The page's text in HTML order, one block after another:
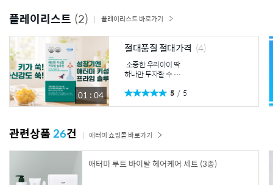
플레이리스트 (2) 플레이리스트 바로가기
01 : 04
절대품질 절대가격 (4)
소중한 우리아이 딱
하나만 투자할 수 있
타임이 존대하는 키
작하세요! 성장관리
의 새로운 기준 세상
을 보는 눈높이를 바
꾸는 애터미 키성장
프라임 솔루션
5 5
관련상품26건 애터미 쇼핑몰 바로가기
애터미 루트 바이탈 헤어케어 세트 (3종)